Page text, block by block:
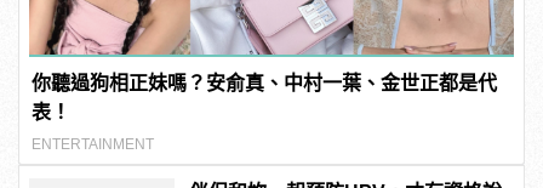
你聽過狗相正妹嗎？安俞真、中村一葉、金世正都是代
表！
ENTERTAINMENT